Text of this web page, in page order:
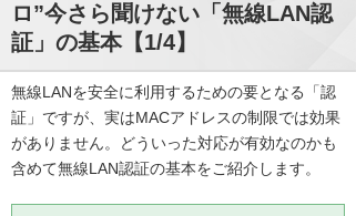
ロ”今さら聞けない「無線LAN認
証」の基本【1/4】
無線LANを安全に利用するための要となる「認
証」ですが、実はMACアドレスの制限では効果
がありません。どういった対応が有効なのかも
含めて無線LAN認証の基本をご紹介します。